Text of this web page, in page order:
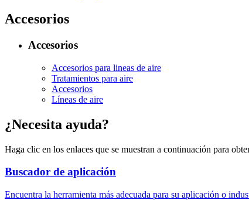
Accesorios
Accesorios
Accesorios para lineas de aire
Tratamientos para aire
Accesorios
Líneas de aire
¿Necesita ayuda?
Haga clic en los enlaces que se muestran a continuación para
Buscador de aplicación
Encuentra la herramienta más adecuada para su aplicación o